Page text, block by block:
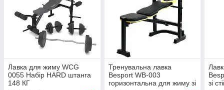
Лавка для жиму WCG
0055 Набір HARD штанга
148 КГ
Тренувальна лавка
Besport WB-003
горизонтальна для жиму зі
зі